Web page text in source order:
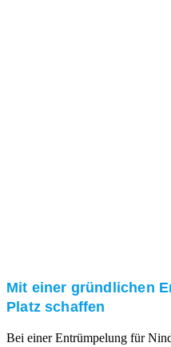
Mit einer gründlichen
Platz schaffen
Bei einer Entrümpelung für